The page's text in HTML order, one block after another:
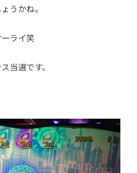
うかね。
ライ笑
当選です。